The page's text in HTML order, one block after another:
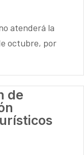
atenderá la
octubre, por
de